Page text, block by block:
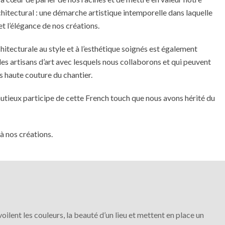
: une démarche artistique intemporelle dans laquelle
l’élégance de nos créations.
au style et à l’esthétique soignés est également
artisans d’art avec lesquels nous collaborons et qui peuvent
haute couture du chantier.
participe de cette French touch que nous avons hérité du
nos créations.
les couleurs, la beauté d’un lieu et mettent en place un